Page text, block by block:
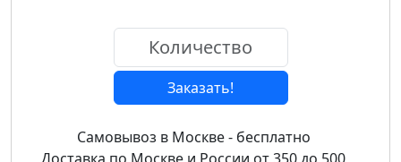
Заказать!
Самовывоз в Москве - бесплатно